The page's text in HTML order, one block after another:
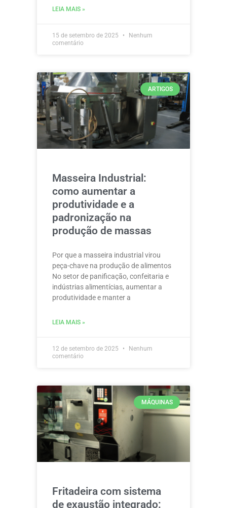
LEIA MAIS »
15 de setembro de 2025
Nenhum
comentário
ARTIGOS
Masseira Industrial:
como aumentar a
produtividade e a
padronização na
produção de massas
Por que a masseira industrial virou
peça-chave na produção de alimentos
No setor de panificação, confeitaria e
indústrias alimentícias, aumentar a
produtividade e manter a
LEIA MAIS »
12 de setembro de 2025
Nenhum
comentário
MÁQUINAS
Fritadeira com sistema
de exaustão integrado: